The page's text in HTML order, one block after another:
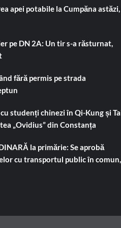
apei potabile la Cumpăna
pe DN 2A: Un tir s-a răsturnat,
fără permis pe strada
studenți chinezi în Qi-Kung și
„Ovidius” din Constanța
la primărie: Se aprobă
cu transportul public în comun,